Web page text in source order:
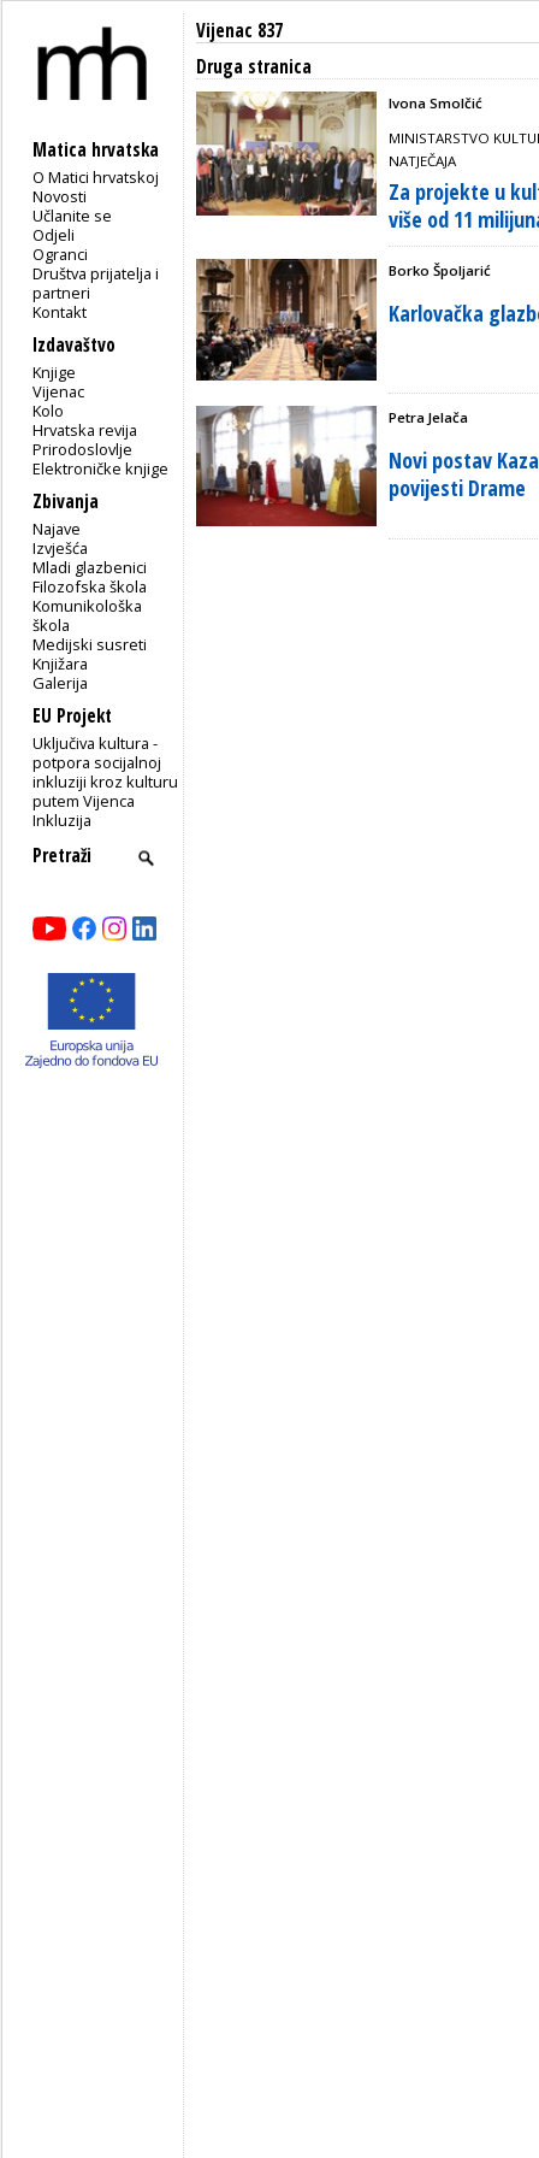
Matica hrvatska
O Matici hrvatskoj
Novosti
Učlanite se
Odjeli
Ogranci
Društva prijatelja i
partneri
Kontakt
Izdavaštvo
Knjige
Vijenac
Kolo
Hrvatska revija
Prirodoslovlje
Elektroničke knjige
Zbivanja
Najave
Izvješća
Mladi glazbenici
Filozofska škola
Komunikološka
škola
Medijski susreti
Knjižara
Galerija
EU Projekt
Uključiva kultura -
potpora socijalnoj
inkluziji kroz kulturu
putem Vijenca
Inkluzija
Vijenac 837
Druga stranica
Ivona Smolčić
MINISTARSTVO
NATJEČAJA
Za projekte u
više od 11
Borko Špoljarić
Karlovačka
Petra Jelača
Novi postav
povijesti Drame